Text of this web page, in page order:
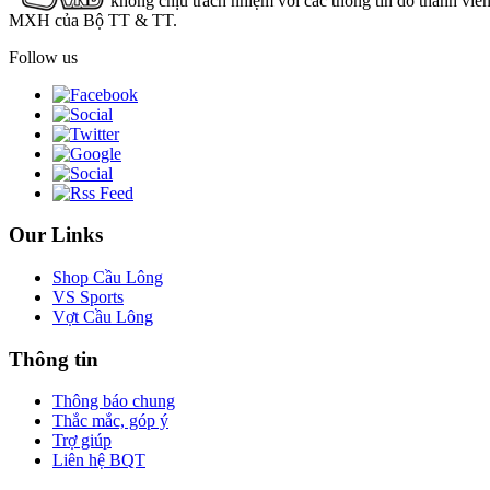
MXH của Bộ TT & TT.
Follow us
Our Links
Shop Cầu Lông
VS Sports
Vợt Cầu Lông
Thông tin
Thông báo chung
Thắc mắc, góp ý
Trợ giúp
Liên hệ BQT